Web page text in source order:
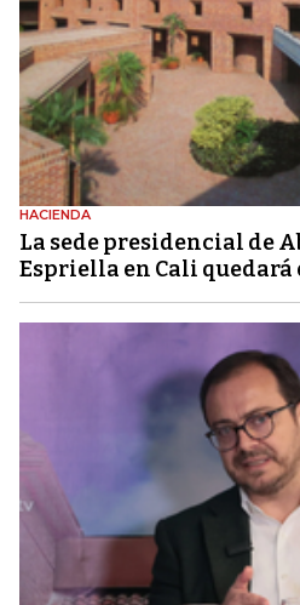
HACIENDA
La sede presidencial de
Espriella en Cali quedará